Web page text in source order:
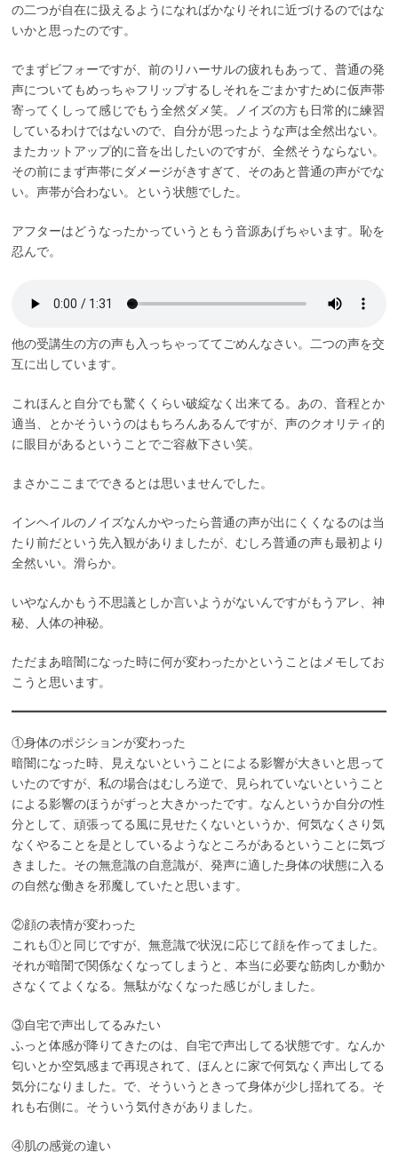
の二つが自在に扱えるようになればかなりそれに近づけるのではな
いかと思ったのです。
でまずビフォーですが、前のリハーサルの疲れもあって、普通の発
声についてもめっちゃフリップするしそれをごまかすために仮声帯
寄ってくしって感じでもう全然ダメ笑。ノイズの方も日常的に練習
しているわけではないので、自分が思ったような声は全然出ない。
またカットアップ的に音を出したいのですが、全然そうならない。
その前にまず声帯にダメージがきすぎて、そのあと普通の声がでな
い。声帯が合わない。という状態でした。
アフターはどうなったかっていうともう音源あげちゃいます。恥を
忍んで。
他の受講生の方の声も入っちゃっててごめんなさい。二つの声を交
互に出しています。
これほんと自分でも驚くくらい破綻なく出来てる。あの、音程とか
適当、とかそういうのはもちろんあるんですが、声のクオリティ的
に眼目があるということでご容赦下さい笑。
まさかここまでできるとは思いませんでした。
インヘイルのノイズなんかやったら普通の声が出にくくなるのは当
たり前だという先入観がありましたが、むしろ普通の声も最初より
全然いい。滑らか。
いやなんかもう不思議としか言いようがないんですがもうアレ、神
秘、人体の神秘。
ただまあ暗闇になった時に何が変わったかということはメモしてお
こうと思います。
①身体のポジションが変わった
暗闇になった時、見えないということによる影響が大きいと思って
いたのですが、私の場合はむしろ逆で、見られていないということ
による影響のほうがずっと大きかったです。なんというか自分の性
分として、頑張ってる風に見せたくないというか、何気なくさり気
なくやることを是としているようなところがあるということに気づ
きました。その無意識の自意識が、発声に適した身体の状態に入る
の自然な働きを邪魔していたと思います。
②顔の表情が変わった
これも①と同じですが、無意識で状況に応じて顔を作ってました。
それが暗闇で関係なくなってしまうと、本当に必要な筋肉しか動か
さなくてよくなる。無駄がなくなった感じがしました。
③自宅で声出してるみたい
ふっと体感が降りてきたのは、自宅で声出してる状態です。なんか
匂いとか空気感まで再現されて、ほんとに家で何気なく声出してる
気分になりました。で、そういうときって身体が少し揺れてる。そ
れも右側に。そういう気付きがありました。
④肌の感覚の違い